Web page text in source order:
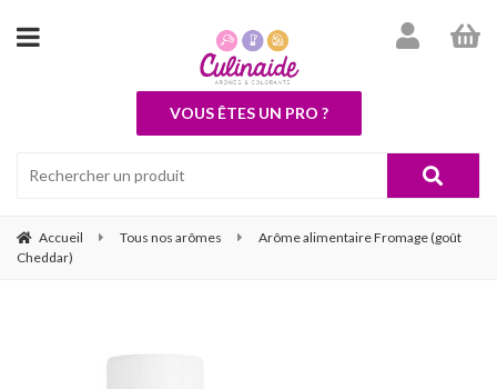
VOUS ÊTES UN PRO ?
Accueil Tous nos arômes
Arôme alimentaire Fromage (goût
Cheddar)